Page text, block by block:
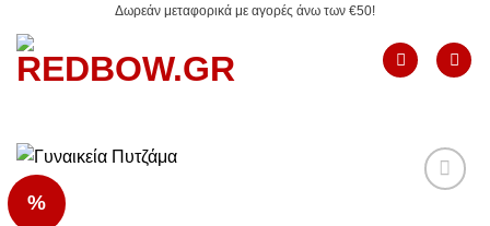
στο
περιεχόμενο
Δωρεάν μεταφορικά με αγορές άνω των €50!
%